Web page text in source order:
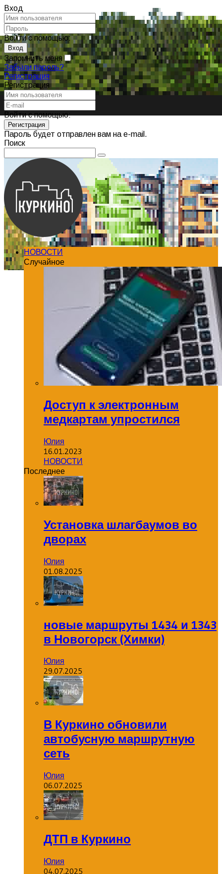
Вход
Войти с помощью:
Запомнить меня
Забыли пароль?
Регистрация
Регистрация
Войти с помощью:
Пароль будет отправлен вам на e-mail.
Поиск
НОВОСТИ
Случайное
Доступ к электронным
медкартам упростился
Юлия
16.01.2023
НОВОСТИ
Последнее
Установка шлагбаумов во
дворах
Юлия
01.08.2025
новые маршруты 1434 и 1343
в Новогорск (Химки)
Юлия
29.07.2025
В Куркино обновили
автобусную маршрутную
сеть
Юлия
06.07.2025
ДТП в Куркино
Юлия
04.07.2025